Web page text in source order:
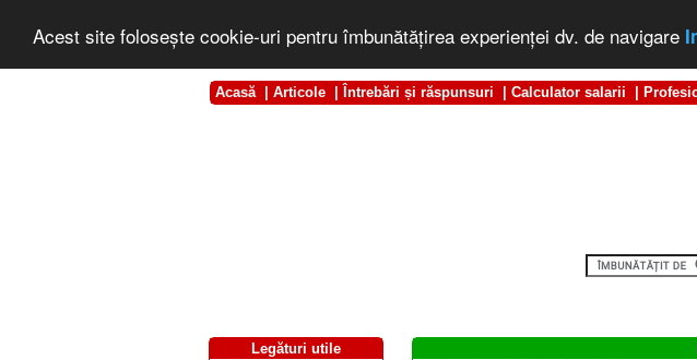
Acest site foloseşte cookie-uri pentru îmbunătăţirea experienţei dv. de navigare
Acasă| Articole Întrebări și răspunsuri Calculator salarii
Legături utile